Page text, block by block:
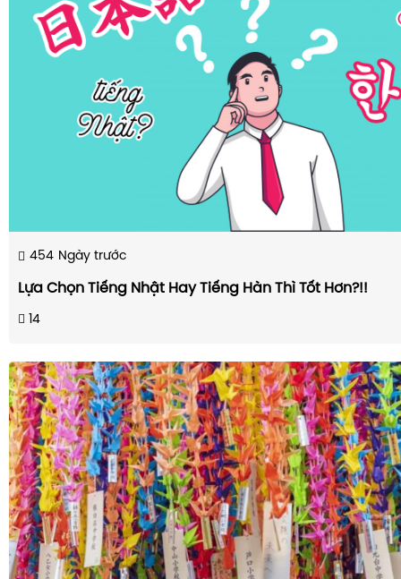
454 Ngày trước
Lựa Chọn Tiếng Nhật Hay Tiếng Hàn Thì Tốt Hơn?!!
14